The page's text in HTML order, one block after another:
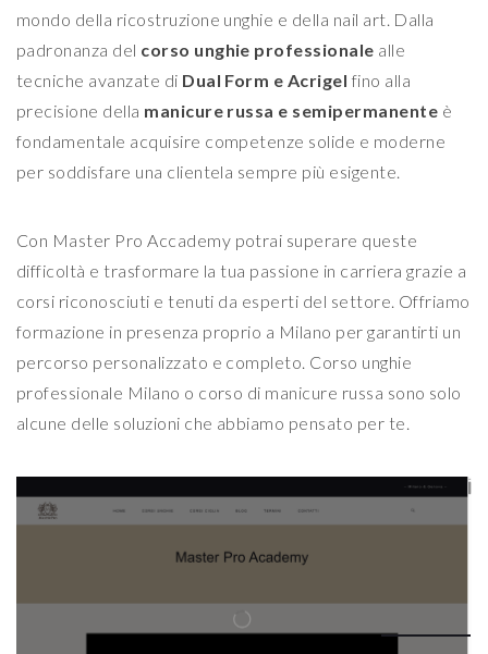
mondo della ricostruzione unghie e della nail art. Dalla
padronanza del corso unghie professionale alle
tecniche avanzate di Dual Form e Acrigel fino alla
precisione della manicure russa e semipermanente è
fondamentale acquisire competenze solide e moderne
per soddisfare una clientela sempre più esigente.
Con Master Pro Accademy potrai superare queste
difficoltà e trasformare la tua passione in carriera grazie a
corsi riconosciuti e tenuti da esperti del settore. Offriamo
formazione in presenza proprio a Milano per garantirti un
percorso personalizzato e completo. Corso unghie
professionale Milano o corso di manicure russa sono solo
alcune delle soluzioni che abbiamo pensato per te.